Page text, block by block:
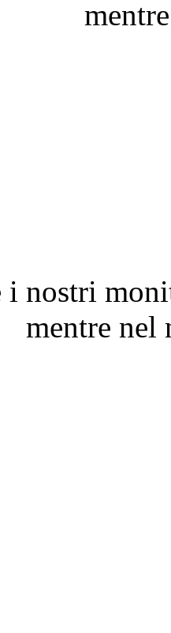
i nostri
mentre nel